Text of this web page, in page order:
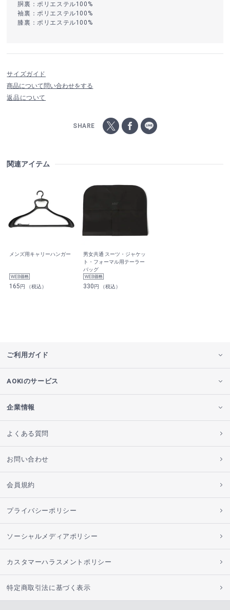
胴裏：ポリエステル100%
袖裏：ポリエステル100%
膝裏：ポリエステル100%
サイズガイド
商品について問い合わせをする
返品について
SHARE
関連アイテム
メンズ用キャリーハンガー
165円 （税込）
男女共通 スーツ・ジャケッ
ト・フォーマル用テーラー
バッグ
330円 （税込）
ご利用ガイド
AOKIのサービス
企業情報
よくある質問
お問い合わせ
会員規約
プライバシーポリシー
ソーシャルメディアポリシー
カスタマーハラスメントポリシー
特定商取引法に基づく表示